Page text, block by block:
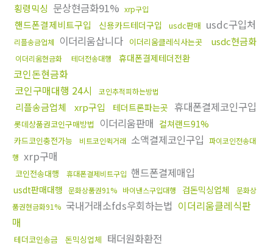
횡령믹싱 문상현금화91% xrp구입
핸드폰결제비트구입 신용카드테더구입 usdc판매 usdc구입처
리플송금업체 이더리움삽니다 이더리움클레식사는곳 usdc현금화
이더리움현금화 테더전송대행 휴대폰결제테더전환
코인돈현금화
코인구매대행 24시
코인추적피하는방법
리플송금업체 xrp구입 테더트론파는곳 휴대폰결제코인구입
롯데상품권코인구매방법 이더리움판매 컬쳐랜드91%
카드코인충전가능 비트코인퀵거래 소액결제코인구입 파이코인전송대
행 xrp구매
코인전송대행 휴대폰결제비트구입 핸드폰결제매입
usdt판매대행 문화상품권91% 바이낸스구입대행 검돈믹싱업체
문화상
품권현금화91% 국내거래소fds우회하는법 이더리움클레식판
매
테더코인송금 돈믹싱업체 태더원화환전